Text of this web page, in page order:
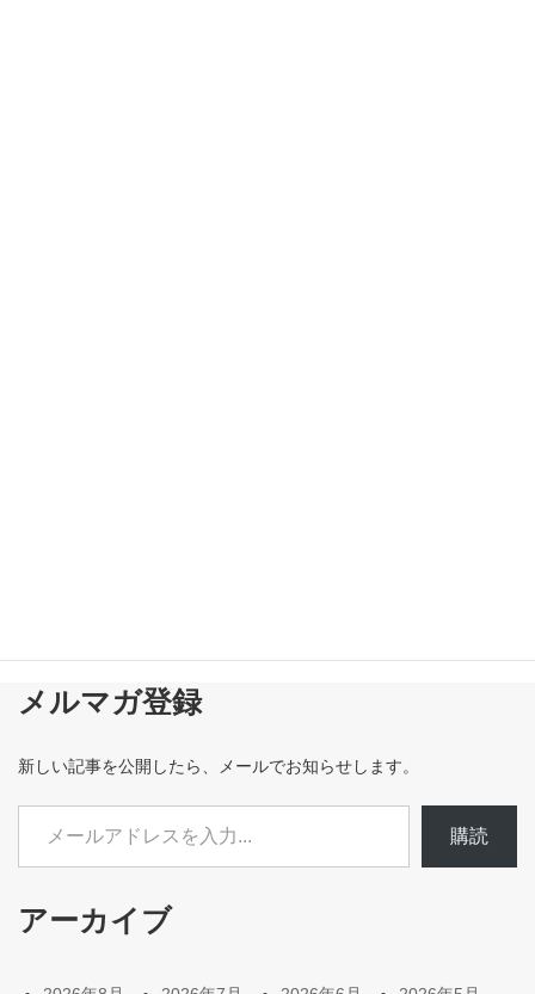
メルマガ登録
新しい記事を公開したら、メールでお知らせします。
メールアドレスを入力...
購読
アーカイブ